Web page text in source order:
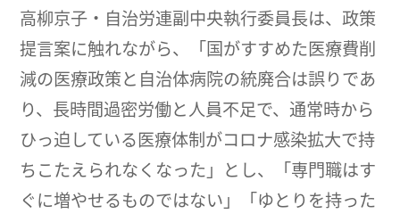
高柳京子・自治労連副中央執行委員長は、政策
提言案に触れながら、「国がすすめた医療費削
減の医療政策と自治体病院の統廃合は誤りであ
り、長時間過密労働と人員不足で、通常時から
ひっ迫している医療体制がコロナ感染拡大で持
ちこたえられなくなった」とし、「専門職はす
ぐに増やせるものではない」「ゆとりを持った